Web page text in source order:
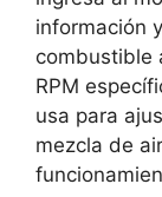
información
combustible
RPM
usa para
mezcla de